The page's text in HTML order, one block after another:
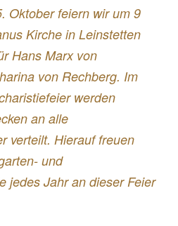
Oktober feiern wir um 9
Kirche in Leinstetten
Hans Marx von
von Rechberg. Im
werden
an alle
verteilt. Hierauf freuen
und
jedes Jahr an dieser Feier